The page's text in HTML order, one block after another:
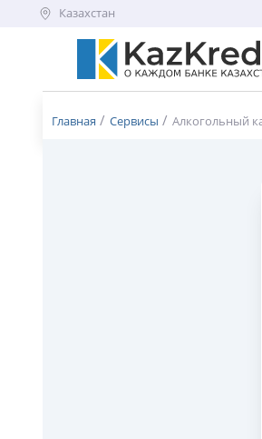
Казахстан
Меню бургер
Главная Сервисы Алкогольный